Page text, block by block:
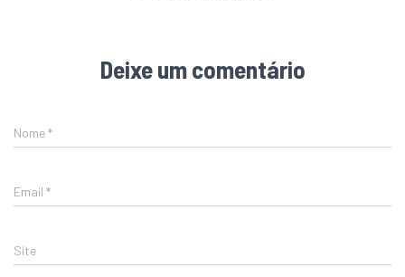
Deixe um comentário
Nome*
Email *
Site